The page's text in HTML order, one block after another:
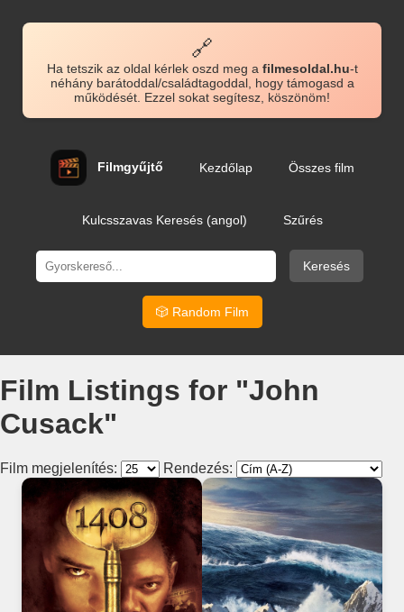
🔗
Ha tetszik az oldal kérlek oszd meg a filmesoldal.hu-t
néhány barátoddal/családtagoddal, hogy támogasd a
működését. Ezzel sokat segítesz, köszönöm!
Filmgyűjtő Kezdőlap Összes film
Kulcsszavas Keresés (angol) Szűrés
Keresés
🎲 Random Film
Film Listings for "John
Cusack"
Film megjelenítés: Rendezés: